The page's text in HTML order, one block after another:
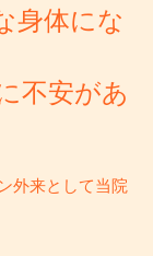
身体にな
不安があ
外来として当院